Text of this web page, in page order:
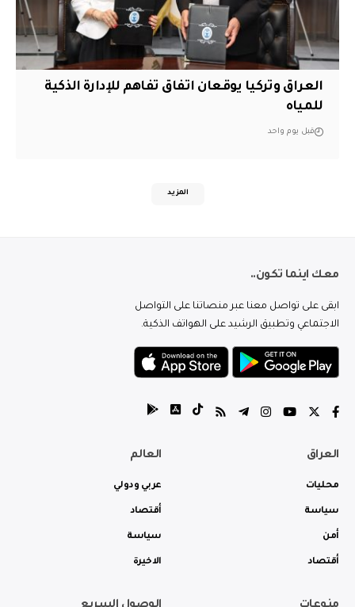
العراق وتركيا يوقعان اتفاق تفاهم للإدارة الذكية
للمياه
قبل يوم واحد
المزيد
معك اينما تكون..
ابقى على تواصل معنا عبر منصاتنا على التواصل
الاجتماعي وتطبيق الرشيد على الهواتف الذكية.
العراق
محليات
سياسة
أمن
أقتصاد
العالم
عربي ودولي
أقتصاد
سياسة
الاخيرة